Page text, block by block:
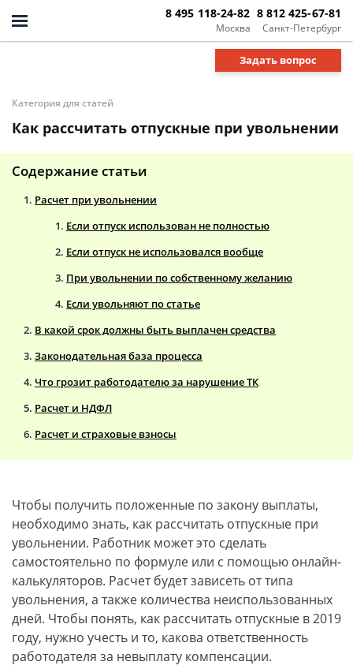
Москва
8 495 118-24-82
Санкт-Петербург
8 812 425-67-81
Задать вопрос
Категория для статей
Как рассчитать отпускные при увольнении
Содержание статьи
Расчет при увольнении
Если отпуск использован не полностью
Если отпуск не использовался вообще
При увольнении по собственному желанию
Если увольняют по статье
В какой срок должны быть выплачен средства
Законодательная база процесса
Что грозит работодателю за нарушение ТК
Расчет и НДФЛ
Расчет и страховые взносы
Чтобы получить положенные по закону выплаты,
необходимо знать, как рассчитать отпускные при
увольнении. Работник может это сделать
самостоятельно по формуле или с помощью онлайн-
калькуляторов. Расчет будет зависеть от типа
увольнения, а также количества неиспользованных
дней. Чтобы понять, как рассчитать отпускные в 2019
году, нужно учесть и то, какова ответственность
работодателя за невыплату компенсации.